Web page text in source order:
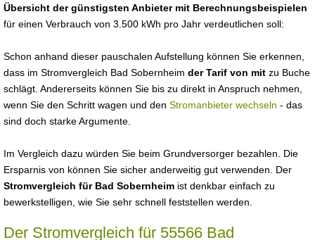
Übersicht der günstigsten Anbieter mit Berechnungsbeispielen
für einen Verbrauch von 3.500 kWh pro Jahr verdeutlichen soll:
Schon anhand dieser pauschalen Aufstellung können Sie erkennen,
dass im Stromvergleich Bad Sobernheim der Tarif von mit zu Buche
schlägt. Andererseits können Sie bis zu direkt in Anspruch nehmen,
wenn Sie den Schritt wagen und den Stromanbieter wechseln - das
sind doch starke Argumente.
Im Vergleich dazu würden Sie beim Grundversorger bezahlen. Die
Ersparnis von können Sie sicher anderweitig gut verwenden. Der
Stromvergleich für Bad Sobernheim ist denkbar einfach zu
bewerkstelligen, wie Sie sehr schnell feststellen werden.
Der Stromvergleich für 55566 Bad